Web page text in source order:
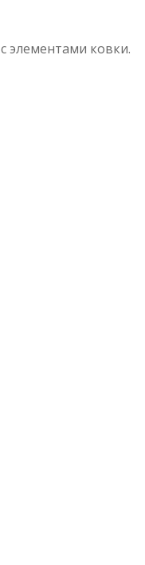
элементами ковки.